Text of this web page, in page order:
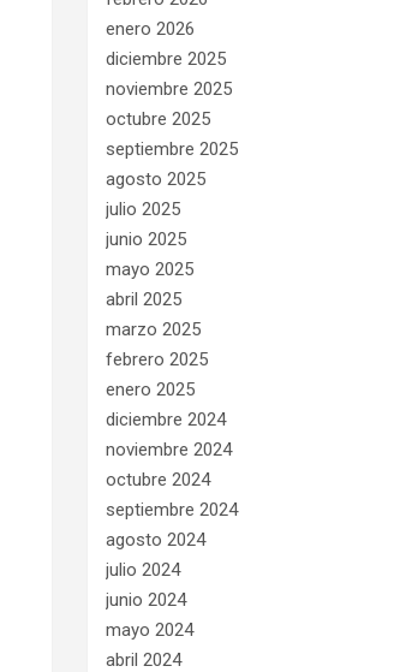
enero 2026
diciembre 2025
noviembre 2025
octubre 2025
septiembre 2025
agosto 2025
julio 2025
junio 2025
mayo 2025
abril 2025
marzo 2025
febrero 2025
enero 2025
diciembre 2024
noviembre 2024
octubre 2024
septiembre 2024
agosto 2024
julio 2024
junio 2024
mayo 2024
abril 2024